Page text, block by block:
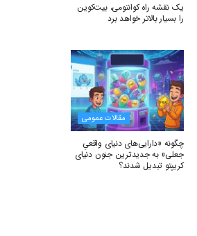
یک نقشه راه کوانتومی، بیت‌کوین
را بسیار بالاتر خواهد برد
مقالات عمومی
چگونه «دارایی‌های دنیای واقعیِ
جعلی» به جدیدترین جنون دنیای
کریپتو تبدیل شدند؟